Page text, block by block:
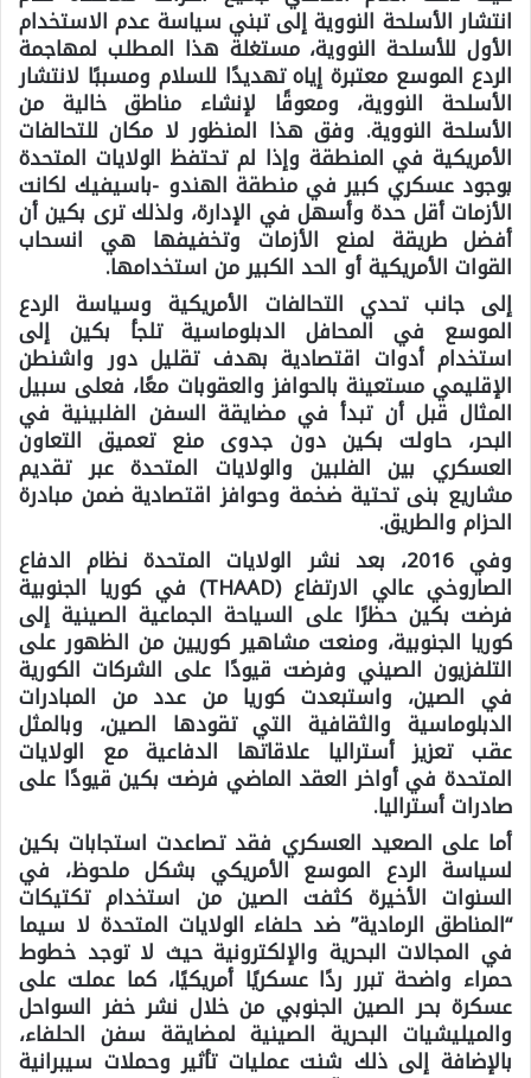
انتشار الأسلحة النووية إلى تبني سياسة عدم الاستخدام
الأول للأسلحة النووية، مستغلة هذا المطلب لمهاجمة
الردع الموسع معتبرة إياه تهديدًا للسلام ومسببًا لانتشار
الأسلحة النووية، ومعوقًا لإنشاء مناطق خالية من
الأسلحة النووية. وفق هذا المنظور لا مكان للتحالفات
الأمريكية في المنطقة وإذا لم تحتفظ الولايات المتحدة
بوجود عسكري كبير في منطقة الهندو -باسيفيك لكانت
الأزمات أقل حدة وأسهل في الإدارة، ولذلك ترى بكين أن
أفضل طريقة لمنع الأزمات وتخفيفها هي انسحاب
القوات الأمريكية أو الحد الكبير من استخدامها.
إلى جانب تحدي التحالفات الأمريكية وسياسة الردع
الموسع في المحافل الدبلوماسية تلجأ بكين إلى
استخدام أدوات اقتصادية بهدف تقليل دور واشنطن
الإقليمي مستعينة بالحوافز والعقوبات معًا، فعلى سبيل
المثال قبل أن تبدأ في مضايقة السفن الفلبينية في
البحر، حاولت بكين دون جدوى منع تعميق التعاون
العسكري بين الفلبين والولايات المتحدة عبر تقديم
مشاريع بنى تحتية ضخمة وحوافز اقتصادية ضمن مبادرة
الحزام والطريق.
وفي 2016، بعد نشر الولايات المتحدة نظام الدفاع
الصاروخي عالي الارتفاع (THAAD) في كوريا الجنوبية
فرضت بكين حظرًا على السياحة الجماعية الصينية إلى
كوريا الجنوبية، ومنعت مشاهير كوريين من الظهور على
التلفزيون الصيني وفرضت قيودًا على الشركات الكورية
في الصين، واستبعدت كوريا من عدد من المبادرات
الدبلوماسية والثقافية التي تقودها الصين، وبالمثل
عقب تعزيز أستراليا علاقاتها الدفاعية مع الولايات
المتحدة في أواخر العقد الماضي فرضت بكين قيودًا على
صادرات أستراليا.
أما على الصعيد العسكري فقد تصاعدت استجابات بكين
لسياسة الردع الموسع الأمريكي بشكل ملحوظ، في
السنوات الأخيرة كثفت الصين من استخدام تكتيكات
“المناطق الرمادية” ضد حلفاء الولايات المتحدة لا سيما
في المجالات البحرية والإلكترونية حيث لا توجد خطوط
حمراء واضحة تبرر ردًا عسكريًا أمريكيًا، كما عملت على
عسكرة بحر الصين الجنوبي من خلال نشر خفر السواحل
والميليشيات البحرية الصينية لمضايقة سفن الحلفاء،
بالإضافة إلى ذلك شنت عمليات تأثير وحملات سيبرانية